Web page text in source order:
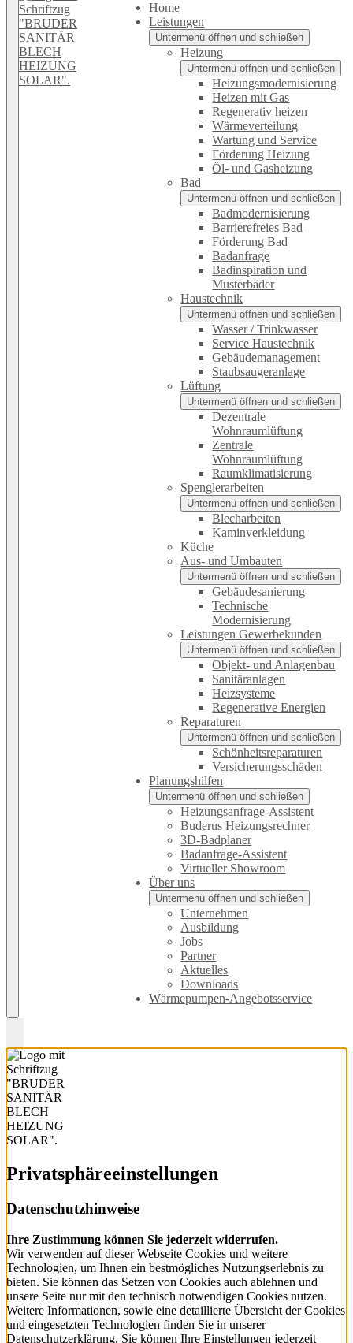
Home
Leistungen
Untermenü öffnen und schließen
Heizung
Untermenü öffnen und schließen
Heizungsmodernisierung
Heizen mit Gas
Regenerativ heizen
Wärmeverteilung
Wartung und Service
Förderung Heizung
Öl- und Gasheizung
Bad
Untermenü öffnen und schließen
Badmodernisierung
Barrierefreies Bad
Förderung Bad
Badanfrage
Badinspiration und
Musterbäder
Haustechnik
Untermenü öffnen und schließen
Wasser / Trinkwasser
Service Haustechnik
Gebäudemanagement
Staubsaugeranlage
Lüftung
Untermenü öffnen und schließen
Dezentrale
Wohnraumlüftung
Zentrale
Wohnraumlüftung
Raumklimatisierung
Spenglerarbeiten
Untermenü öffnen und schließen
Blecharbeiten
Kaminverkleidung
Küche
Aus- und Umbauten
Untermenü öffnen und schließen
Gebäudesanierung
Technische
Modernisierung
Leistungen Gewerbekunden
Untermenü öffnen und schließen
Objekt- und Anlagenbau
Sanitäranlagen
Heizsysteme
Regenerative Energien
Reparaturen
Untermenü öffnen und schließen
Schönheitsreparaturen
Versicherungsschäden
Planungshilfen
Untermenü öffnen und schließen
Heizungsanfrage-Assistent
Buderus Heizungsrechner
3D-Badplaner
Badanfrage-Assistent
Virtueller Showroom
Über uns
Untermenü öffnen und schließen
Unternehmen
Ausbildung
Jobs
Partner
Aktuelles
Downloads
Wärmepumpen-Angebotsservice
Privatsphäre­einstellungen
Datenschutzhinweise
Ihre Zustimmung können Sie jederzeit widerrufen.
Wir verwenden auf dieser Webseite Cookies und weitere
Technologien, um Ihnen ein bestmögliches Nutzungserlebnis zu
bieten. Sie können das Setzen von Cookies auch ablehnen und
unsere Seite nur mit den technisch notwendigen Cookies nutzen.
Weitere Informationen, sowie eine detaillierte Übersicht der Cookies
und eingesetzten Technologien finden Sie in unserer
Datenschutzerklärung. Sie können Ihre Einstellungen jederzeit